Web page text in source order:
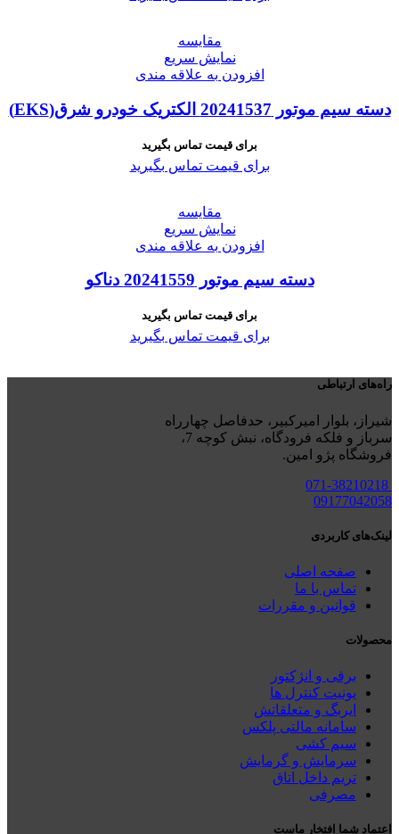
مقايسه
نمایش سریع
افزودن به علاقه مندی
دسته سیم موتور 20241537 الکتریک خودرو شرق(EKS)
برای قیمت تماس بگیرید
برای قیمت تماس بگیرید
مقايسه
نمایش سریع
افزودن به علاقه مندی
دسته سیم موتور 20241559 دناکو
برای قیمت تماس بگیرید
برای قیمت تماس بگیرید
راه‌های ارتباطی
شیراز، بلوار امیرکبیر، حدفاصل چهارراه
سرباز و فلکه فرودگاه، نبش کوچه 7،
فروشگاه پژو امین.
09177042058
لینک‌های کاربردی
صفحه اصلی
تماس با ما
قوانین و مقررات
محصولات
برقی و انژکتور
یونیت کنترل ها
ایربگ و متعلقاتش
سامانه مالتی پلکس
سیم کشی
سرمایش و گرمایش
تریم داخل اتاق
مصرفی
اعتماد شما افتخار ماست